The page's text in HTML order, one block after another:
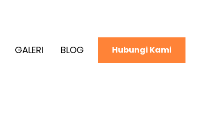
GALERI BLOG Hubungi Kami